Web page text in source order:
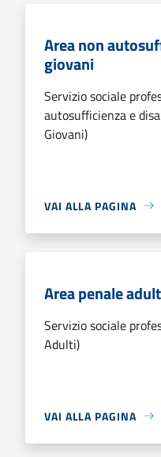
Area non
giovani
Servizio sociale
autosufficienza e
Giovani)
VAI ALLA PAGINA
Area penale
Servizio sociale
Adulti)
VAI ALLA PAGINA